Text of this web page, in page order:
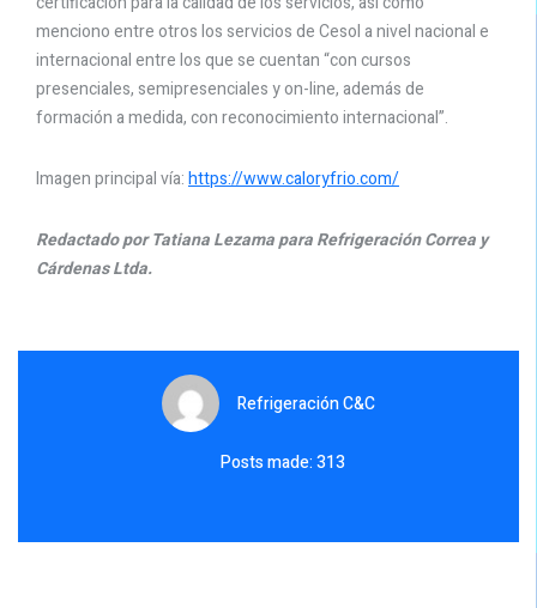
menciono entre otros los servicios de Cesol a nivel nacional e
internacional entre los que se cuentan “con cursos
presenciales, semipresenciales y on-line, además de
formación a medida, con reconocimiento internacional”.
Imagen principal vía:https://www.caloryfrio.com/
Redactado por Tatiana Lezama para Refrigeración Correa y
Cárdenas Ltda.
Refrigeración C&C
Posts made: 313